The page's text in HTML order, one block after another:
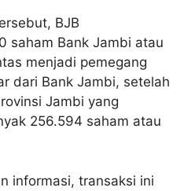
BJB
saham Bank Jambi atau
menjadi pemegang
dari Bank Jambi, setelah
Jambi yang
256.594 saham atau
informasi, transaksi ini